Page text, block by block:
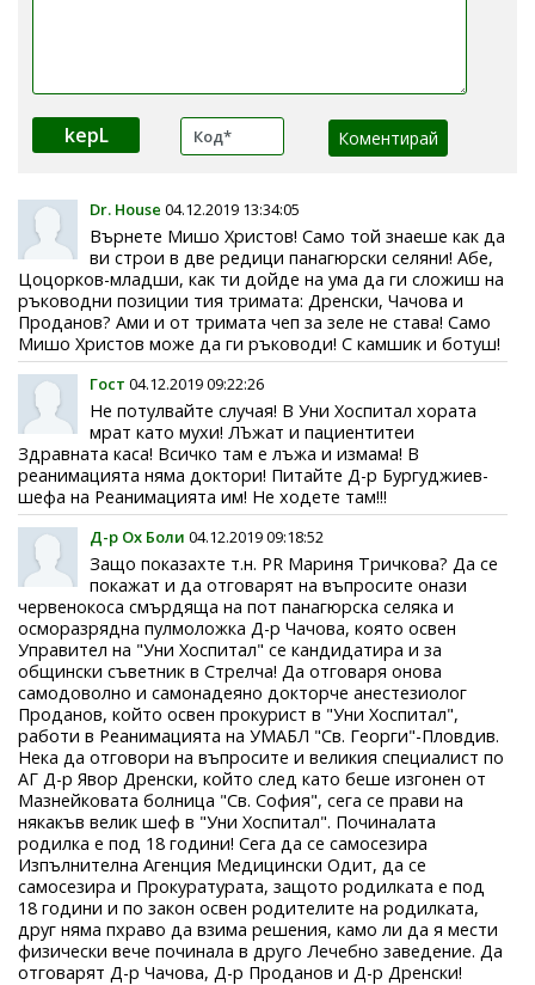
kepL
Dr. House 04.12.2019 13:34:05
Върнете Мишо Христов! Само той знаеше как да
ви строи в две редици панагюрски селяни! Абе,
Цоцорков-младши, как ти дойде на ума да ги сложиш на
ръководни позиции тия тримата: Дренски, Чачова и
Проданов? Ами и от тримата чеп за зеле не става! Само
Мишо Христов може да ги ръководи! С камшик и ботуш!
Гост 04.12.2019 09:22:26
Не потулвайте случая! В Уни Хоспитал хората
мрат като мухи! ЛЪжат и пациентитеи
Здравната каса! Всичко там е лъжа и измама! В
реанимацията няма доктори! Питайте Д-р Бургуджиев-
шефа на Реанимацията им! Не ходете там!!!
Д-р Ох Боли 04.12.2019 09:18:52
Защо показахте т.н. PR Мариня Тричкова? Да се
покажат и да отговарят на въпросите онази
червенокоса смърдяща на пот панагюрска селяка и
осморазрядна пулмоложка Д-р Чачова, която освен
Управител на "Уни Хоспитал" се кандидатира и за
общински съветник в Стрелча! Да отговаря онова
самодоволно и самонадеяно докторче анестезиолог
Проданов, който освен прокурист в "Уни Хоспитал",
работи в Реанимацията на УМАБЛ "Св. Георги"-Пловдив.
Нека да отговори на въпросите и великия специалист по
АГ Д-р Явор Дренски, който след като беше изгонен от
Мазнейковата болница "Св. София", сега се прави на
някакъв велик шеф в "Уни Хоспитал". Починалата
родилка е под 18 години! Сега да се самосезира
Изпълнителна Агенция Медицински Одит, да се
самосезира и Прокуратурата, защото родилката е под
18 години и по закон освен родителите на родилката,
друг няма пхраво да взима решения, камо ли да я мести
физически вече починала в друго Лечебно заведение. Да
отговарят Д-р Чачова, Д-р Проданов и Д-р Дренски!